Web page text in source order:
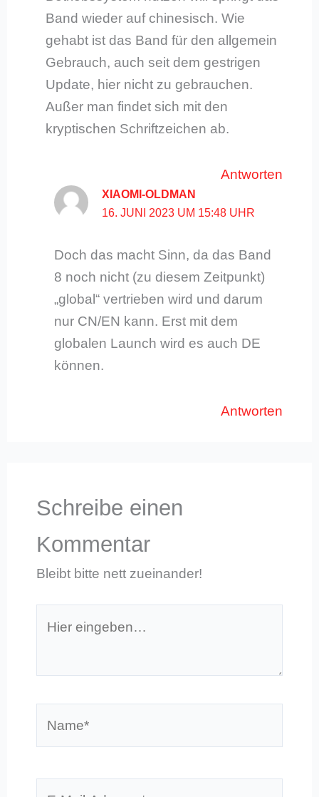
Band wieder auf chinesisch. Wie
gehabt ist das Band für den allgemein
Gebrauch, auch seit dem gestrigen
Update, hier nicht zu gebrauchen.
Außer man findet sich mit den
kryptischen Schriftzeichen ab.
Antworten
XIAOMI-OLDMAN
16. JUNI 2023 UM 15:48 UHR
Doch das macht Sinn, da das Band
8 noch nicht (zu diesem Zeitpunkt)
„global“ vertrieben wird und darum
nur CN/EN kann. Erst mit dem
globalen Launch wird es auch DE
können.
Antworten
Schreibe einen
Kommentar
Bleibt bitte nett zueinander!
eingeben…